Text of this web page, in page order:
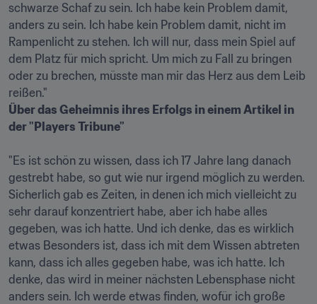
schwarze Schaf zu sein. Ich habe kein Problem damit,
anders zu sein. Ich habe kein Problem damit, nicht im
Rampenlicht zu stehen. Ich will nur, dass mein Spiel auf
dem Platz für mich spricht. Um mich zu Fall zu bringen
oder zu brechen, müsste man mir das Herz aus dem Leib
Über das Geheimnis ihres Erfolgs in einem Artikel in
der "Players Tribune"
"Es ist schön zu wissen, dass ich 17 Jahre lang danach
gestrebt habe, so gut wie nur irgend möglich zu werden.
Sicherlich gab es Zeiten, in denen ich mich vielleicht zu
sehr darauf konzentriert habe, aber ich habe alles
gegeben, was ich hatte. Und ich denke, das es wirklich
etwas Besonders ist, dass ich mit dem Wissen abtreten
kann, dass ich alles gegeben habe, was ich hatte. Ich
denke, das wird in meiner nächsten Lebensphase nicht
anders sein. Ich werde etwas finden, wofür ich große